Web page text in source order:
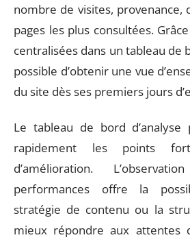
nombre de visites, provenance,
pages les plus consultées.
centralisées dans un tableau de
possible d’obtenir une vue
du site dès ses premiers jours
Le tableau de bord d’analyse
rapidement les points
d’amélioration.
performances offre la
stratégie de contenu ou la
mieux répondre aux attentes